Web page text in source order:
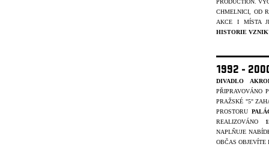
PRODUCTION.
CHMELNICI, OD
AKCE I MÍSTA
HISTORIE
1992 -
DIVADLO
PŘIPRAVOVÁNO
PRAŽSKÉ "5"
PROSTORU
REALIZOVÁNO
NAPLŇUJE
OBČAS OBJEVÍTE